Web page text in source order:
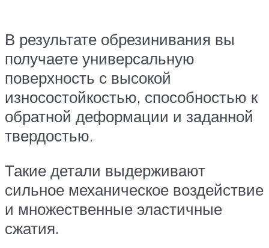
В результате обрезинивания вы
получаете универсальную
поверхность с высокой
износостойкостью, способностью к
обратной деформации и заданной
твердостью.
Такие детали выдерживают
сильное механическое воздействие
и множественные эластичные
сжатия.